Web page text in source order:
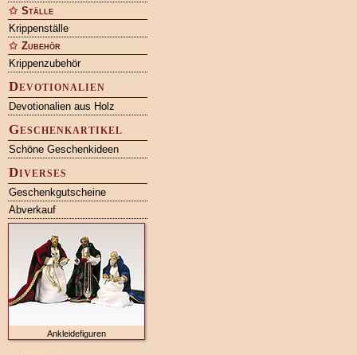
Ställe
Krippenställe
Zubehör
Krippenzubehör
Devotionalien
Devotionalien aus Holz
Geschenkartikel
Schöne Geschenkideen
Diverses
Geschenkgutscheine
Abverkauf
Ankleidefiguren